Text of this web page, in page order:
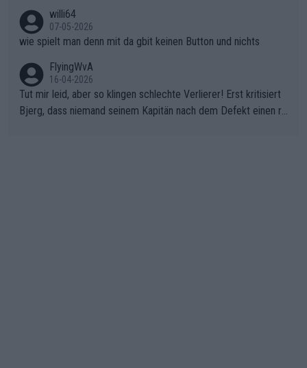
willi64
07-05-2026
wie spielt man denn mit da gbit keinen Button und nichts
FlyingWvA
16-04-2026
Tut mir leid, aber so klingen schlechte Verlierer! Erst kritisiert
Bjerg, dass niemand seinem Kapitän nach dem Defekt einen ro